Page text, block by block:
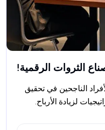
الثروات الرقمية!
الناجحين في تحقيق
لزيادة الأرباح.